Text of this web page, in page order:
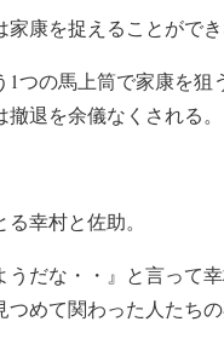
家康を捉えることができ
1つの馬上筒で家康を狙
退を余儀なくされる。
幸村と佐助。
うだな・・』と言って
つめて関わった人たち